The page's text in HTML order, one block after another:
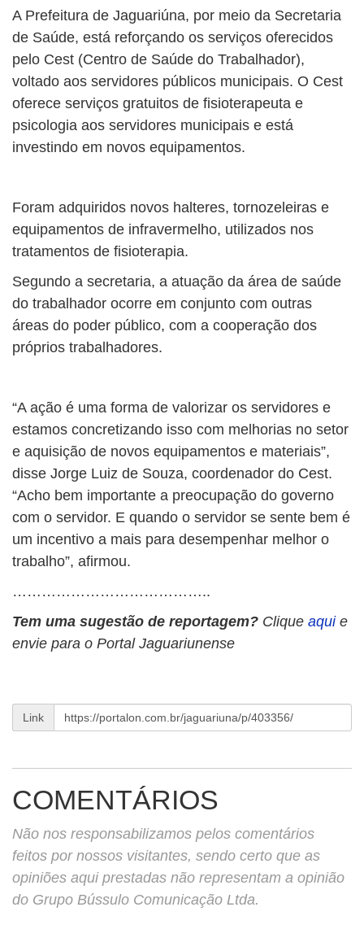
A Prefeitura de Jaguariúna, por meio da Secretaria
de Saúde, está reforçando os serviços oferecidos
pelo Cest (Centro de Saúde do Trabalhador),
voltado aos servidores públicos municipais. O Cest
oferece serviços gratuitos de fisioterapeuta e
psicologia aos servidores municipais e está
investindo em novos equipamentos.
Foram adquiridos novos halteres, tornozeleiras e
equipamentos de infravermelho, utilizados nos
tratamentos de fisioterapia.
Segundo a secretaria, a atuação da área de saúde
do trabalhador ocorre em conjunto com outras
áreas do poder público, com a cooperação dos
próprios trabalhadores.
“A ação é uma forma de valorizar os servidores e
estamos concretizando isso com melhorias no setor
e aquisição de novos equipamentos e materiais”,
disse Jorge Luiz de Souza, coordenador do Cest.
“Acho bem importante a preocupação do governo
com o servidor. E quando o servidor se sente bem é
um incentivo a mais para desempenhar melhor o
trabalho”, afirmou.
…………………………………..
Tem uma sugestão de reportagem? Clique aqui e
envie para o Portal Jaguariunense
Link
COMENTÁRIOS
Não nos responsabilizamos pelos comentários
feitos por nossos visitantes, sendo certo que as
opiniões aqui prestadas não representam a opinião
do Grupo Bússulo Comunicação Ltda.